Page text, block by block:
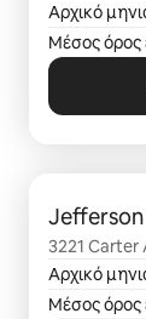
Αρχικό
Μέσος όρος
Jefferson
3221 Carter
Αρχικό
Μέσος όρος